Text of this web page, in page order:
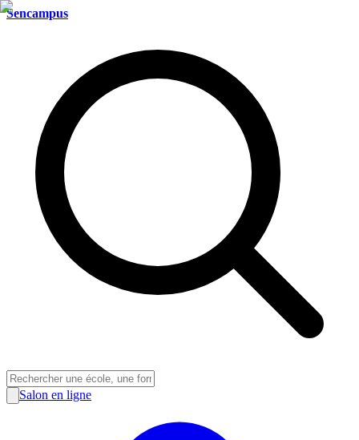
Sencampus
Salon en ligne